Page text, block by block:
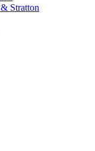
Stratton